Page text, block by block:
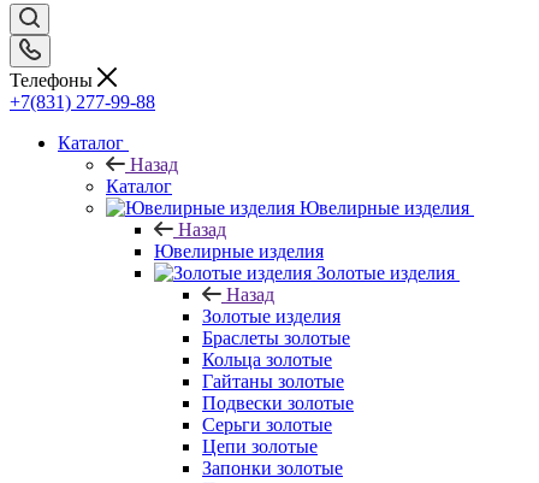
Телефоны
+7(831) 277-99-88
Каталог
Назад
Каталог
Ювелирные изделия
Назад
Ювелирные изделия
Золотые изделия
Назад
Золотые изделия
Браслеты золотые
Кольца золотые
Гайтаны золотые
Подвески золотые
Серьги золотые
Цепи золотые
Запонки золотые